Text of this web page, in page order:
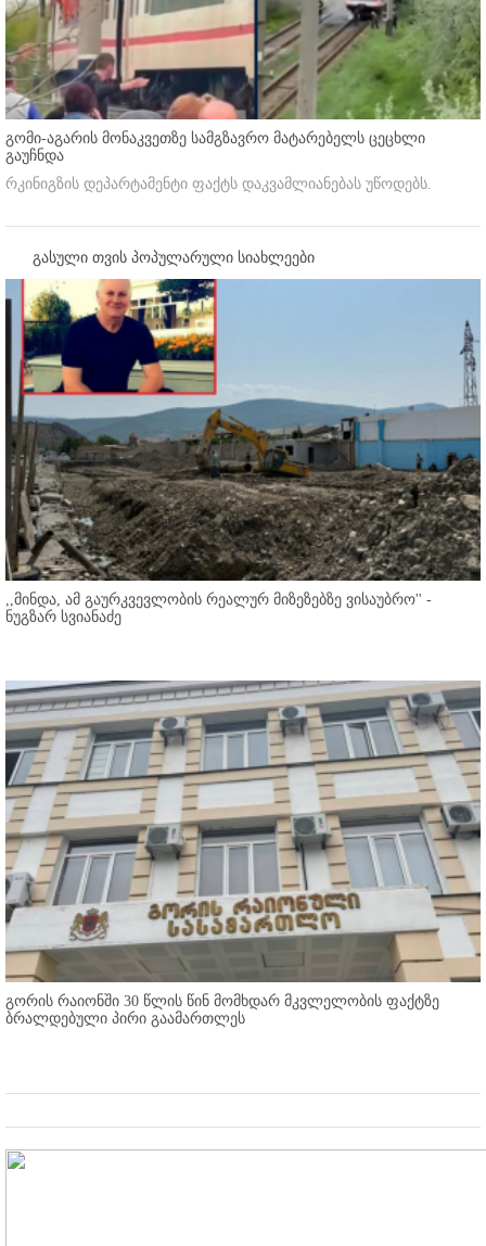
გომი-აგარის მონაკვეთზე სამგზავრო მატარებელს ცეცხლი
გაუჩნდა
რკინიგზის დეპარტამენტი ფაქტს დაკვამლიანებას უწოდებს.
გასული თვის პოპულარული სიახლეები
,,მინდა, ამ გაურკვევლობის რეალურ მიზეზებზე ვისაუბრო'' -
ნუგზარ სვიანაძე
გორის რაიონში 30 წლის წინ მომხდარ მკვლელობის ფაქტზე
ბრალდებული პირი გაამართლეს